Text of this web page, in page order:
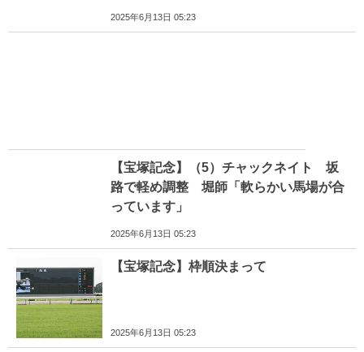
2025年6月13日 05:23
【宝塚記念】（5）チャックネイト 坂
路で軽め調整 堀師「軟らかい馬場が合
っています」
2025年6月13日 05:23
【宝塚記念】枠順決まって
2025年6月13日 05:23